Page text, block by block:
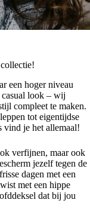
een hoger niveau
look – wij
compleet te maken.
tot eigentijdse
vind je het allemaal!
verfijnen, maar ook
jezelf tegen de
dagen met een
met een hippe
dat bij jou